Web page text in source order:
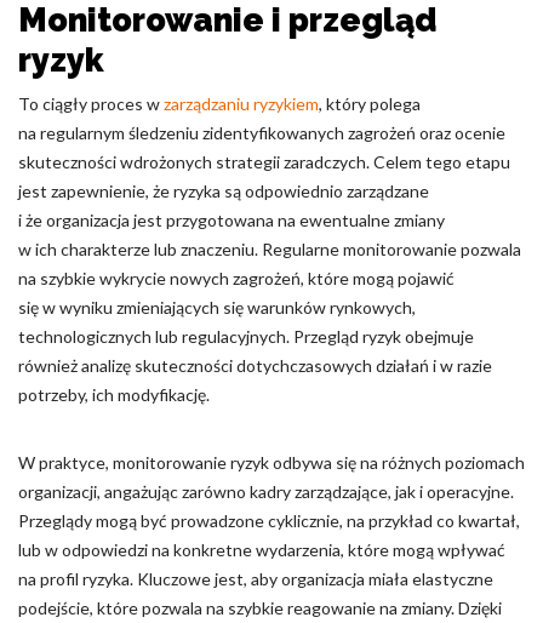
Monitorowanie i przegląd
ryzyk
To ciągły proces wzarządzaniu ryzykiem, który polega
na regularnym śledzeniu zidentyfikowanych zagrożeń oraz ocenie
skuteczności wdrożonych strategii zaradczych. Celem tego etapu
jest zapewnienie, że ryzyka są odpowiednio zarządzane
i że organizacja jest przygotowana na ewentualne zmiany
w ich charakterze lub znaczeniu. Regularne monitorowanie pozwala
na szybkie wykrycie nowych zagrożeń, które mogą pojawić
się w wyniku zmieniających się warunków rynkowych,
technologicznych lub regulacyjnych. Przegląd ryzyk obejmuje
również analizę skuteczności dotychczasowych działań i w razie
potrzeby, ich modyfikację.
W praktyce, monitorowanie ryzyk odbywa się na różnych poziomach
organizacji, angażując zarówno kadry zarządzające, jak i operacyjne.
Przeglądy mogą być prowadzone cyklicznie, na przykład co kwartał,
lub w odpowiedzi na konkretne wydarzenia, które mogą wpływać
na profil ryzyka. Kluczowe jest, aby organizacja miała elastyczne
podejście, które pozwala na szybkie reagowanie na zmiany. Dzięki